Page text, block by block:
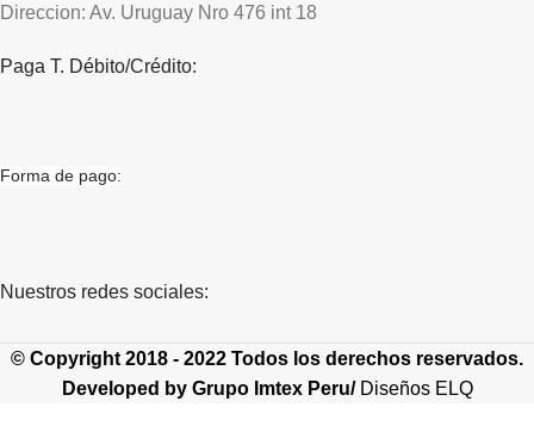
Direccion: Av. Uruguay Nro 476 int 18
Paga T. Débito/Crédito:
Forma de pago:
Nuestros redes sociales:
© Copyright 2018 - 2022 Todos los derechos reservados.
Developed by Grupo Imtex Peru/ Diseños ELQ